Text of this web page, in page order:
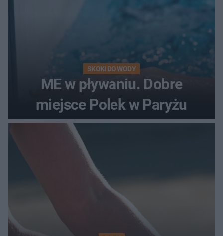
SKOKI DO WODY
ME w pływaniu. Dobre
miejsce Polek w Paryżu